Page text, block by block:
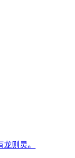
则灵。